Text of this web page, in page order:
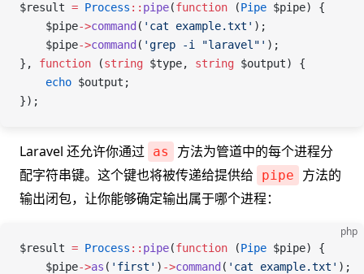
$result = Process :: pipe(function (Pipe $pipe) {
    $pipe
->command ( 'cat example.txt' );
    $pipe
->command ( 'grep -i "laravel"' );
}, function (string $type, string $output) {
    echo
$output ;
});
Laravel 还允许你通过 as
方法为管道中的每个进程分
配字符串键。这个键也将被传递给提供给
pipe
方法的
输出闭包，让你能够确定输出属于哪个进程：
php
$result = Process :: pipe(function (Pipe $pipe) {
    $pipe
->as ( 'first' ) ->command ( 'cat example.txt' );